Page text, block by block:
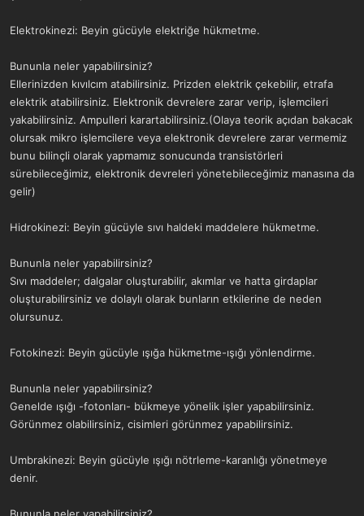
Elektrokinezi: Beyin gücüyle elektriğe hükmetme.
Bununla neler yapabilirsiniz?
Ellerinizden kıvılcım atabilirsiniz. Prizden elektrik çekebilir, etrafa
elektrik atabilirsiniz. Elektronik devrelere zarar verip, işlemcileri
yakabilirsiniz. Ampulleri karartabilirsiniz.(Olaya teorik açıdan bakacak
olursak mikro işlemcilere veya elektronik devrelere zarar vermemiz
bunu bilinçli olarak yapmamız sonucunda transistörleri
sürebileceğimiz, elektronik devreleri yönetebileceğimiz manasına da
gelir)
Hidrokinezi: Beyin gücüyle sıvı haldeki maddelere hükmetme.
Bununla neler yapabilirsiniz?
Sıvı maddeler; dalgalar oluşturabilir, akımlar ve hatta girdaplar
oluşturabilirsiniz ve dolaylı olarak bunların etkilerine de neden
olursunuz.
Fotokinezi: Beyin gücüyle ışığa hükmetme-ışığı yönlendirme.
Bununla neler yapabilirsiniz?
Genelde ışığı -fotonları- bükmeye yönelik işler yapabilirsiniz.
Görünmez olabilirsiniz, cisimleri görünmez yapabilirsiniz.
Umbrakinezi: Beyin gücüyle ışığı nötrleme-karanlığı yönetmeye
denir.